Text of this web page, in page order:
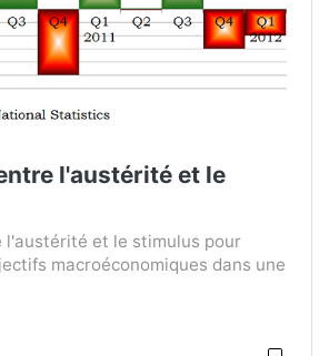
l'austérité et le
l'austérité et le stimulus pour
macroéconomiques dans une